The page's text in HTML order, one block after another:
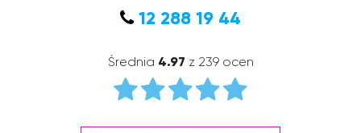
12 288 19 44
Średnia 4.97 z 239 ocen